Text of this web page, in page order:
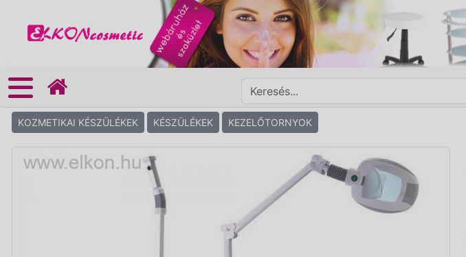
KOZMETIKAI KÉSZÜLÉKEK KÉSZÜLÉKEK KEZELŐTORNYOK